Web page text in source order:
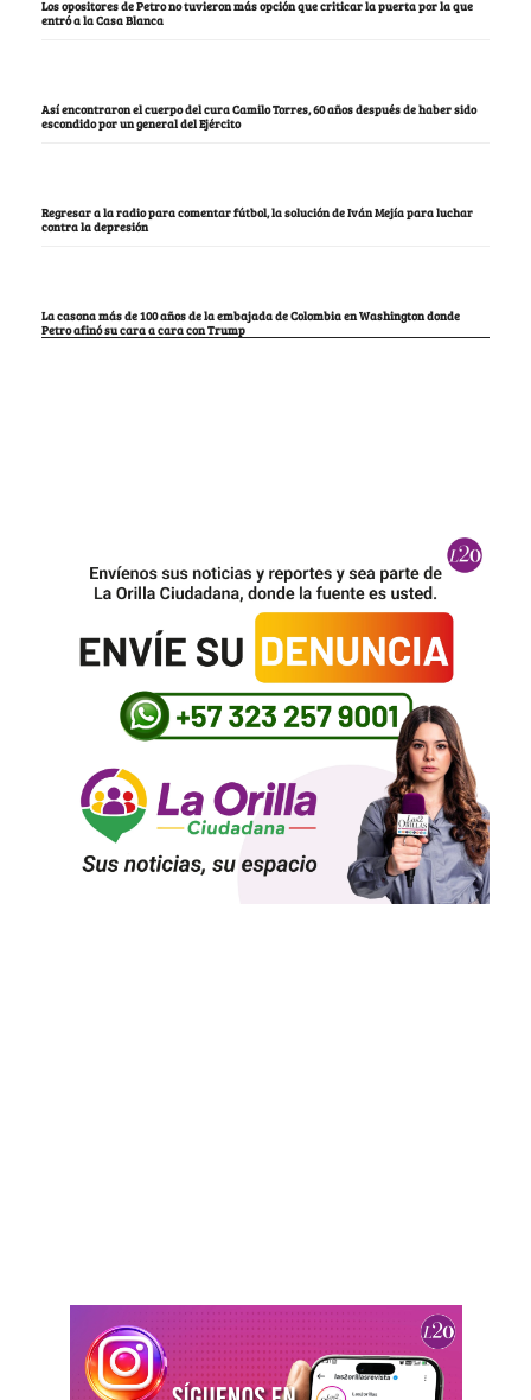
Los opositores de Petro no tuvieron más opción que criticar la puerta por la que
entró a la Casa Blanca
Así encontraron el cuerpo del cura Camilo Torres, 60 años después de haber sido
escondido por un general del Ejército
Regresar a la radio para comentar fútbol, la solución de Iván Mejía para luchar
contra la depresión
La casona más de 100 años de la embajada de Colombia en Washington donde
Petro afinó su cara a cara con Trump